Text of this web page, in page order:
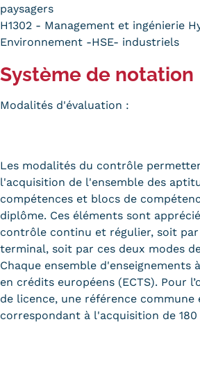
paysagers
H1302 - Management et ingénierie
Environnement -HSE- industriels
Système de notation
Modalités d'évaluation :
Les modalités du contrôle
l'acquisition de l'ensemble des
compétences et blocs de
diplôme. Ces éléments sont
contrôle continu et régulier, soit par
terminal, soit par ces deux modes
Chaque ensemble d'enseignements
en crédits européens (ECTS). Pour
de licence, une référence commune
correspondant à l'acquisition de 180